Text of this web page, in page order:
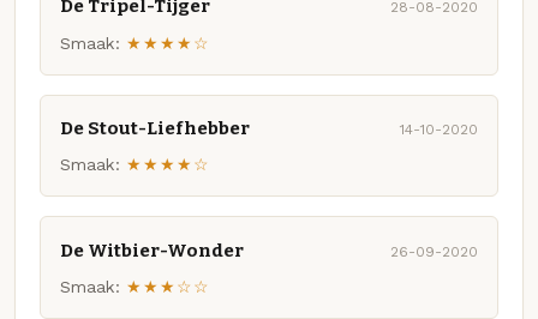
De Tripel-Tijger 28-08-2020
Smaak: ★★★★☆
De Stout-Liefhebber 14-10-2020
Smaak: ★★★★☆
De Witbier-Wonder 26-09-2020
Smaak: ★★★☆☆